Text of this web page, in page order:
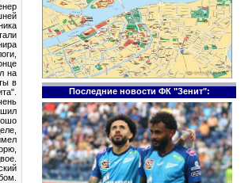
на
в
Последние новости ФК "Зенит":